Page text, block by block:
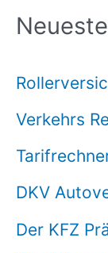
Verkehrs
DKV
Der KFZ